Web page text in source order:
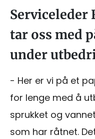
Serviceleder
tar oss med
under
- Her er vi på et
for lenge med å
sprukket og
som har råtnet.